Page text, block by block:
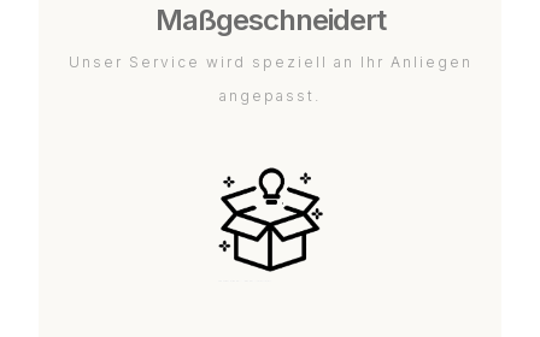
Maßgeschneidert
Unser Service wird speziell an Ihr Anliegen
angepasst.